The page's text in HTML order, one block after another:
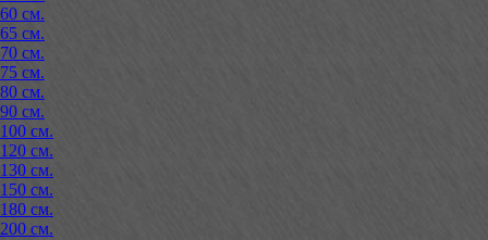
60 см.
65 см.
70 см.
75 см.
80 см.
90 см.
100 см.
120 см.
130 см.
150 см.
180 см.
200 см.